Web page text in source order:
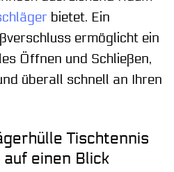
bietet. Ein
ermöglicht ein
Öffnen und Schließen,
überall schnell an Ihren
Tischtennis
einen Blick